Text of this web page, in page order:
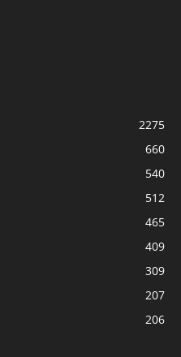
2275
660
540
512
465
409
309
207
206